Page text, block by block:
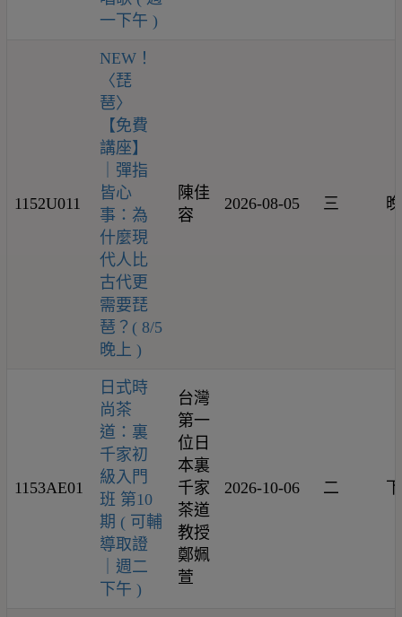
一下午 )
1152U011
NEW！
〈琵
琶〉
【免費
講座】
｜彈指
皆心
事：為
什麼現
代人比
古代更
需要琵
琶？( 8/5
晚上 )
陳佳
容
2026-08-05 三
1153AE01
日式時
尚茶
道：裏
千家初
級入門
班 第10
期 ( 可輔
導取證
｜週二
下午 )
台灣
第一
位日
本裏
千家
茶道
教授
鄭姵
萱
2026-10-06 二